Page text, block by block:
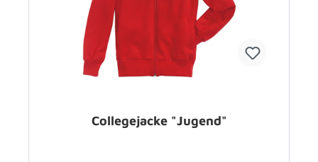
Collegejacke "Jugend"